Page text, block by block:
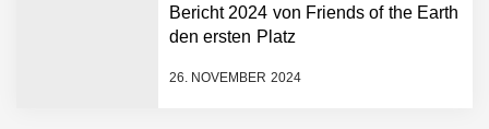
Bericht 2024 von Friends of the Earth
den ersten Platz
26. NOVEMBER 2024